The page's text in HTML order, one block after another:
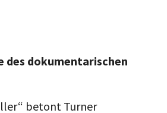
des dokumentarischen
betont Turner